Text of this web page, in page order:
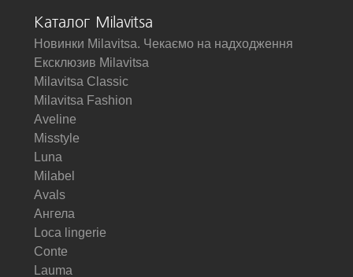
Каталог Milavitsa
Новинки Milavitsa. Чекаємо на надходження
Ексклюзив Milavitsa
Milavitsa Classic
Milavitsa Fashion
Aveline
Misstyle
Luna
Milabel
Avals
Ангела
Loca lingerie
Conte
Lauma